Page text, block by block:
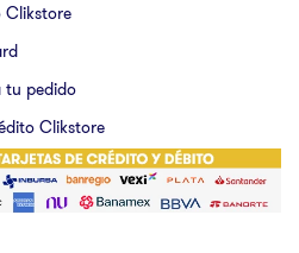
Clikstore
tu pedido
Clikstore